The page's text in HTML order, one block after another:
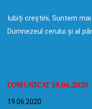
Iubiți creștini, Suntem
Dumnezeul cerului și al
COMUNICAT 18.06.2020
19.06.2020